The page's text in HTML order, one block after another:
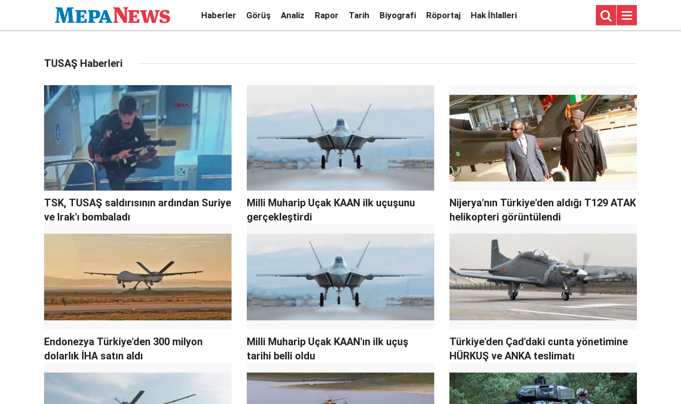
Haberler Görüş Analiz Rapor Tarih Biyografi Röportaj Hak İhlalleri
TUSAŞ Haberleri
TSK, TUSAŞ saldırısının ardından Suriye
ve Irak'ı bombaladı
Milli Muharip Uçak KAAN ilk uçuşunu
gerçekleştirdi
Nijerya'nın Türkiye'den aldığı T129 ATAK
helikopteri görüntülendi
Endonezya Türkiye'den 300 milyon
dolarlık İHA satın aldı
Milli Muharip Uçak KAAN'ın ilk uçuş
tarihi belli oldu
Türkiye'den Çad'daki cunta yönetimine
HÜRKUŞ ve ANKA teslimatı